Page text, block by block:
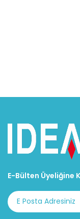
E-Bülten Üyeliğine